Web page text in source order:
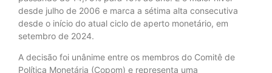
desde julho de 2006 e marca a sétima alta consecutiva
desde o início do atual ciclo de aperto monetário, em
setembro de 2024.
A decisão foi unânime entre os membros do Comitê de
Política Monetária (Copom) e representa uma